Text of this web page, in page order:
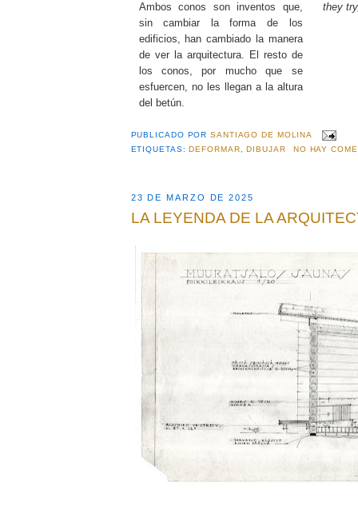
Ambos conos son inventos que,
sin cambiar la forma de los
edificios, han cambiado la manera
de ver la arquitectura. El resto de
los conos, por mucho que se
esfuercen, no les llegan a la altura
del betún.
they
PUBLICADO PORSANTIAGO DE MOLINA
ETIQUETAS:DEFORMAR ,DIBUJAR NO HAY
23 DE MARZO DE 2025
LA LEYENDA DE LA